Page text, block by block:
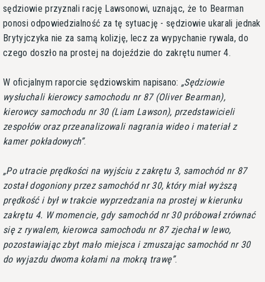
sędziowie przyznali rację Lawsonowi, uznając, że to Bearman
ponosi odpowiedzialność za tę sytuację - sędziowie ukarali jednak
Brytyjczyka nie za samą kolizję, lecz za wypychanie rywala, do
czego doszło na prostej na dojeździe do zakrętu numer 4.
W oficjalnym raporcie sędziowskim napisano:
Sędziowie
wysłuchali kierowcy samochodu nr 87 (Oliver Bearman),
kierowcy samochodu nr 30 (Liam Lawson), przedstawicieli
zespołów oraz przeanalizowali nagrania wideo i materiał z
kamer pokładowych .
Po utracie prędkości na wyjściu z zakrętu 3, samochód nr 87
został dogoniony przez samochód nr 30, który miał wyższą
prędkość i był w trakcie wyprzedzania na prostej w kierunku
zakrętu 4. W momencie, gdy samochód nr 30 próbował zrównać
się z rywalem, kierowca samochodu nr 87 zjechał w lewo,
pozostawiając zbyt mało miejsca i zmuszając samochód nr 30
do wyjazdu dwoma kołami na mokrą trawę .